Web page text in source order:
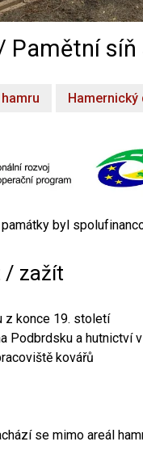
Pamětní
Hamernický
byl
/ zažít
z konce 19. století
Podbrdsku a hutnictví
kovářů
se mimo areál